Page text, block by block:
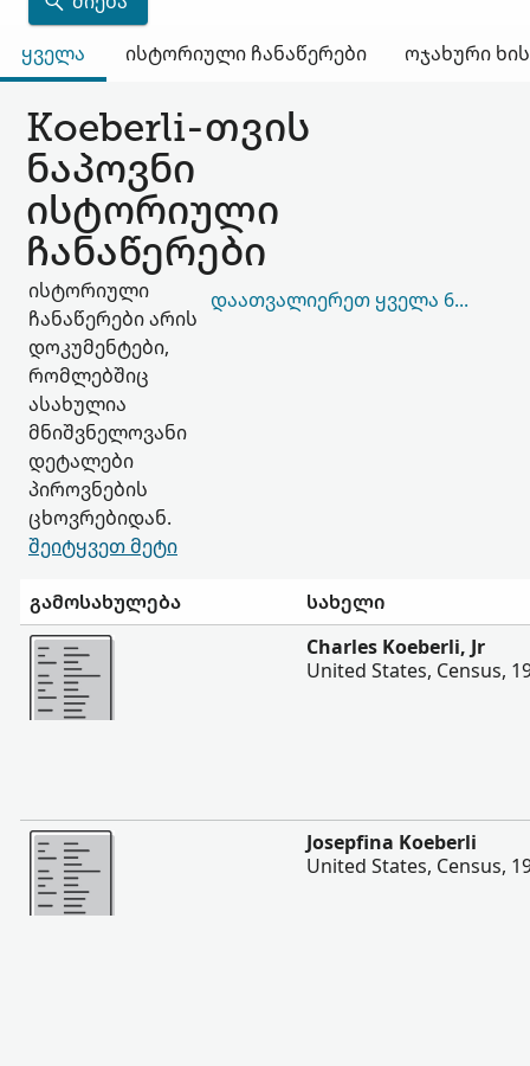
ყველა
ისტორიული ჩანაწერები ოჯახური
Koeberli-თვის
ნაპოვნი
ისტორიული
ჩანაწერები
ისტორიული
ჩანაწერები არის
დოკუმენტები,
რომლებშიც
ასახულია
მნიშვნელოვანი
დეტალები
პიროვნების
ცხოვრებიდან.
შეიტყვეთ მეტი
ᲓᲐᲐᲗᲕᲐᲚᲘᲔᲠᲔᲗ ᲧᲕᲔᲚᲐ 661,241
გამოსახულება
სახელი
შევიტყოთ მეტი
Charles Koeberli, Jr
United States, Census,
შევიტყოთ მეტი
Josepfina Koeberli
United States, Census,